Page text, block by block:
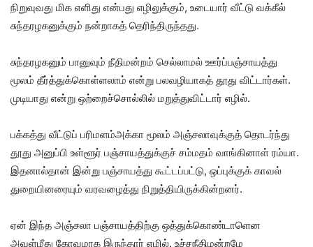
நிறுவுவது மிக எளிது என்பது எழிலுக்கும், உடையார் வீட்டு வக்கீல்
சுந்தரழகனுக்கும் நன்றாகத் தெரிந்திருந்தது.
சுந்தரழகனும் பானுவும் நீதிமன்றம் செல்லாமல் ஊர்ப்பஞ்சாயத்து
மூலம் தீர்த்துக்கொள்ளலாம் என்று பலவழியாகத் தூது விட்டார்கள்.
முடியாது என்று ஒற்றைச்சொல்லில் மறுத்துவிட்டார் எழில்.
பக்கத்து வீட்டுப் பரிமளம்அக்கா மூலம் அஞ்சலாவுக்குத் தொடர்ந்து
தூது அனுப்பி உள்ளூர் பஞ்சாயத்துக்குச் சம்மதம் வாங்கினாள் ரம்யா.
இதனால்தான் இன்று பஞ்சாயத்து கூட்டப்பட்டு, ஒப்புக்குக் காவல்
துறையினரையும் வரவழைத்து நிறுத்தியிருக்கின்றனர்.
ஏன் இந்த அஞ்சலா பஞ்சாயத்திற்கு ஒத்துக்கொண்டாளென
அவள்மீது கோவமாக இருந்தார் எழில். உச்சநீதிமன்றமே